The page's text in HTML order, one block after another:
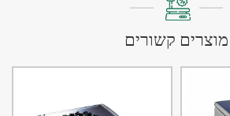
מוצרים קשורים